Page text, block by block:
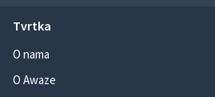
Tvrtka
O nama
O Awaze